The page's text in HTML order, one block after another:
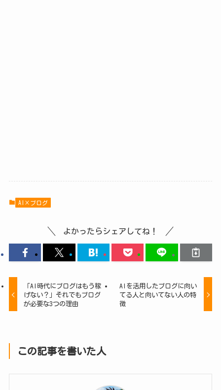
AI×ブログ
よかったらシェアしてね！
「AI時代にブログはもう稼
げない？」それでもブログ
が必要な3つの理由
AIを活用したブログに向い
てる人と向いてない人の特
徴
この記事を書いた人